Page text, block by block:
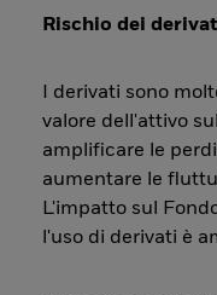
Rischio dei
I derivati sono
valore dell'attivo
amplificare le
aumentare le
L'impatto sul
l'uso di derivati è